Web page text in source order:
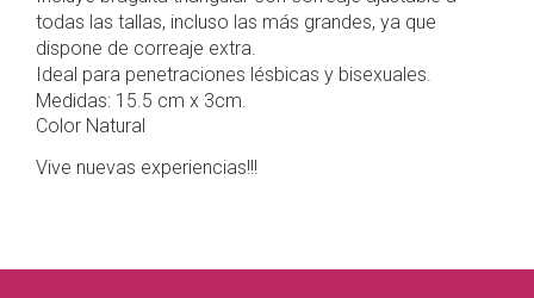
todas las tallas, incluso las más grandes, ya que
dispone de correaje extra.
Ideal para penetraciones lésbicas y bisexuales.
Medidas: 15.5 cm x 3cm.
Color Natural
Vive nuevas experiencias!!!